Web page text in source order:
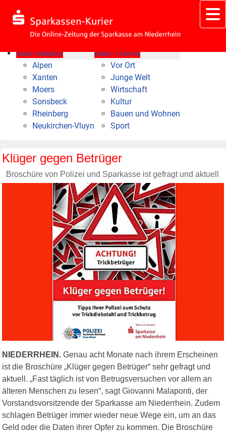
Nach Bereich
Alpen
Xanten
Moers
Sonsbeck
Rheinberg
Neukirchen-Vluyn
Nach Thema
Vor Ort
Junge Welt
Wirtschaft
Kultur
Bauen und Wohnen
Sport
Klüger gegen Betrüger
Broschüre von Polizei und Sparkasse ist gefragt und aktuell
NIEDERRHEIN. Genau acht Monate nach ihrem Erscheinen
ist die Broschüre „Klüger gegen Betrüger“ sehr gefragt und
aktuell. „Fast täglich ist von Betrugsversuchen vor allem an
älteren Menschen zu lesen“, sagt Giovanni Malaponti, der
Vorstandsvorsitzende der Sparkasse am Niederrhein. Zudem
schlagen Betrüger immer wieder neue Wege ein, um an das
Geld oder die Daten ihrer Opfer zu kommen. Die Broschüre